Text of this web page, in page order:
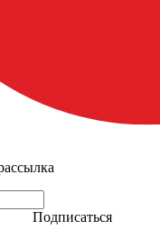
Подписаться